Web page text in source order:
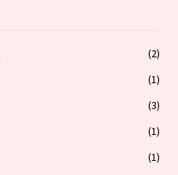
(2)
(1)
(3)
(1)
(1)